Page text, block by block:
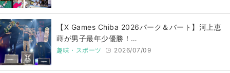
【X Games Chiba 2026パーク＆バート】河上恵
蒔が男子最年少優勝！…
趣味・スポーツ 2026/07/09